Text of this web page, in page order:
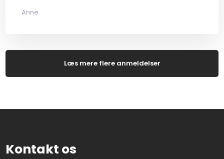
Anne
Læs mere​ flere anmeldelser
Kontakt os